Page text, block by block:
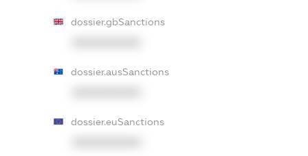
dossier.gbSanctions
dossier.ausSanctions
dossier.euSanctions